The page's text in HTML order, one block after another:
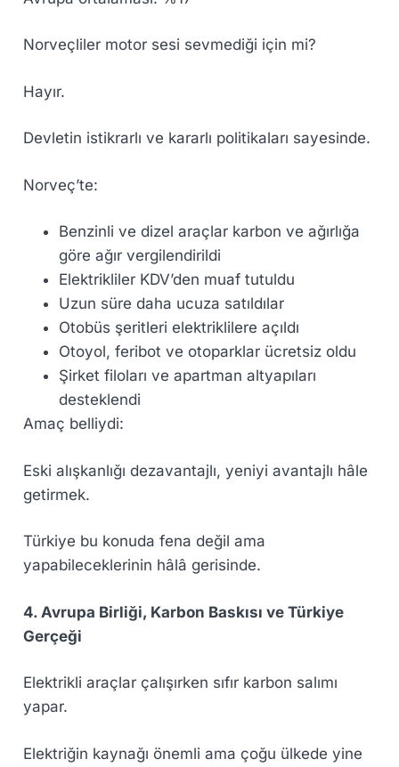
Norveçliler motor sesi sevmediği için mi?
Hayır.
Devletin istikrarlı ve kararlı politikaları sayesinde.
Norveç’te:
Benzinli ve dizel araçlar karbon ve ağırlığa
göre ağır vergilendirildi
Elektrikliler KDV’den muaf tutuldu
Uzun süre daha ucuza satıldılar
Otobüs şeritleri elektriklilere açıldı
Otoyol, feribot ve otoparklar ücretsiz oldu
Şirket filoları ve apartman altyapıları
desteklendi
Amaç belliydi:
Eski alışkanlığı dezavantajlı, yeniyi avantajlı hâle
getirmek.
Türkiye bu konuda fena değil ama
yapabileceklerinin hâlâ gerisinde.
4. Avrupa Birliği, Karbon Baskısı ve Türkiye
Gerçeği
Elektrikli araçlar çalışırken sıfır karbon salımı
yapar.
Elektriğin kaynağı önemli ama çoğu ülkede yine